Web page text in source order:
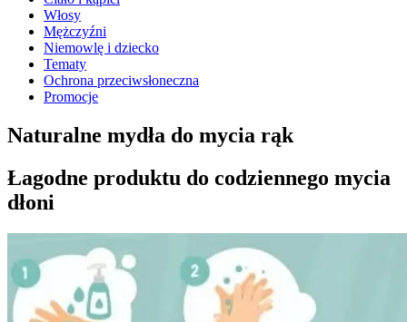
Włosy
Mężczyźni
Niemowlę i dziecko
Tematy
Ochrona przeciwsłoneczna
Promocje
Naturalne mydła do mycia rąk
Łagodne produktu do codziennego mycia
dłoni